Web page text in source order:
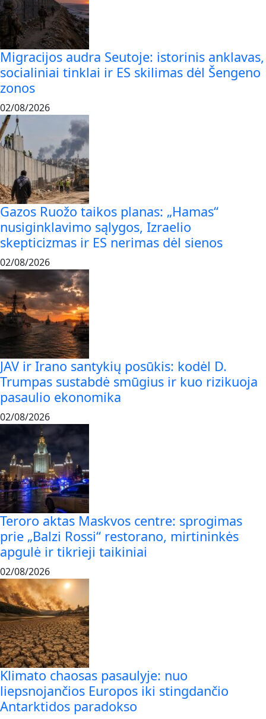
Migracijos audra Seutoje: istorinis anklavas,
socialiniai tinklai ir ES skilimas dėl Šengeno
zonos
02/08/2026
Gazos Ruožo taikos planas: „Hamas“
nusiginklavimo sąlygos, Izraelio
skepticizmas ir ES nerimas dėl sienos
02/08/2026
JAV ir Irano santykių posūkis: kodėl D.
Trumpas sustabdė smūgius ir kuo rizikuoja
pasaulio ekonomika
02/08/2026
Teroro aktas Maskvos centre: sprogimas
prie „Balzi Rossi“ restorano, mirtininkės
apgulė ir tikrieji taikiniai
02/08/2026
Klimato chaosas pasaulyje: nuo
liepsnojančios Europos iki stingdančio
Antarktidos paradokso